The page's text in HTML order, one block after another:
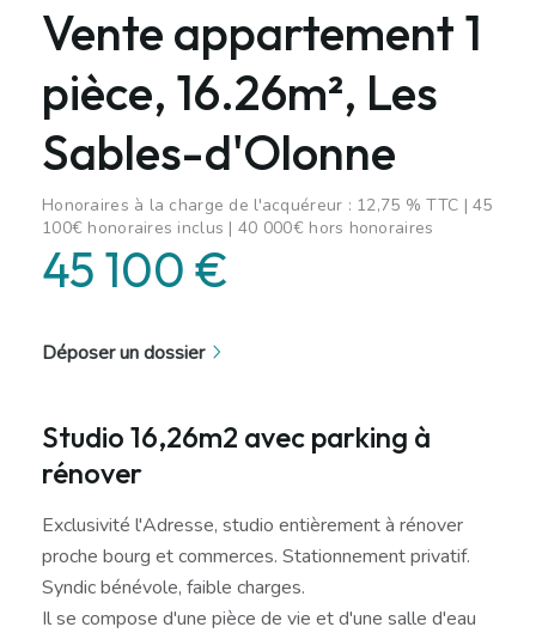
Vente appartement 1
pièce, 16.26m², Les
Sables-d'Olonne
Honoraires à la charge de l'acquéreur : 12,75 % TTC | 45
100€ honoraires inclus | 40 000€ hors honoraires
45 100 €
Déposer un dossier
Studio 16,26m2 avec parking à
rénover
Exclusivité l'Adresse, studio entièrement à rénover
proche bourg et commerces. Stationnement privatif.
Syndic bénévole, faible charges.
Il se compose d'une pièce de vie et d'une salle d'eau